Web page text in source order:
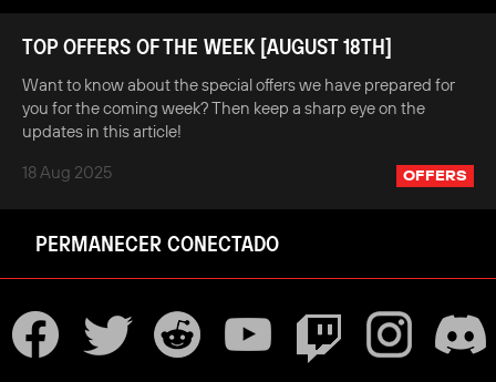
TOP OFFERS OF THE WEEK [AUGUST 18TH]
Want to know about the special offers we have prepared for
you for the coming week? Then keep a sharp eye on the
updates in this article!
18 Aug 2025
OFFERS
PERMANECER CONECTADO